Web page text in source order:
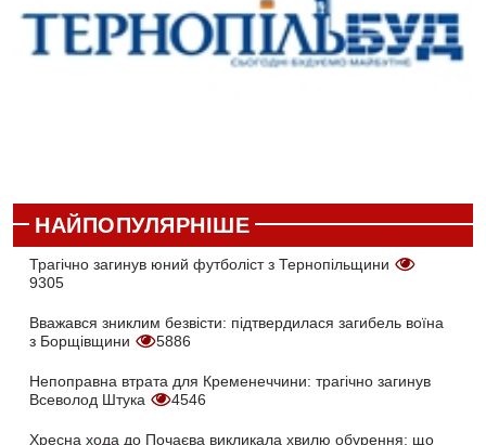
НАЙПОПУЛЯРНІШЕ
Трагічно загинув юний футболіст з Тернопільщини
9305
Вважався зниклим безвісти: підтвердилася загибель воїна
з Борщівщини
5886
Непоправна втрата для Кременеччини: трагічно загинув
Всеволод Штука
4546
Хресна хода до Почаєва викликала хвилю обурення: що